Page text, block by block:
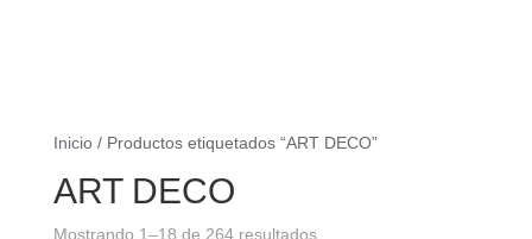
Inicio/ Productos etiquetados “ART DECO”
ART DECO
Mostrando 1–18 de 264 resultados